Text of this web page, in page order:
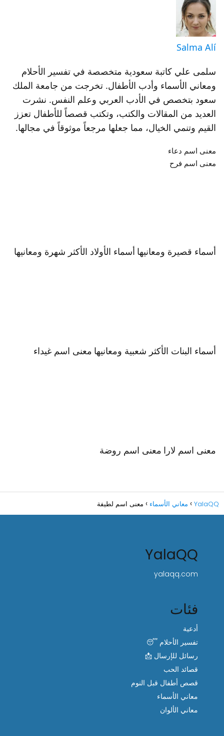
Salma Alí
سلمى علي كاتبة سعودية متخصصة في تفسير الأحلام
ومعاني الأسماء وأدب الأطفال. تخرجت من جامعة الملك
سعود بتخصص في الأدب العربي وعلم النفس. نشرت
العديد من المقالات والكتب، وتكتب قصصاً للأطفال تعزز
القيم وتنمي الخيال، مما جعلها مرجعاً موثوقاً في مجالها.
معنى اسم دعاء
معنى اسم فرح
أسماء قصيرة ومعانيها أسماء الأولاد الأكثر شهرة ومعانيها
أسماء البنات الأكثر شعبية ومعانيها معنى اسم غيداء
معنى اسم لارا معنى اسم روضة
YalaQQ معاني الأسماء معنى اسم لطيفة
YalaQQ
yalaqq.com
فئات
أدعية
تفسير الأحلام 😴
رسائل للإرسال 📩
قصائد الحب
قصص أطفال قبل النوم
معاني الأسماء
معاني الألوان